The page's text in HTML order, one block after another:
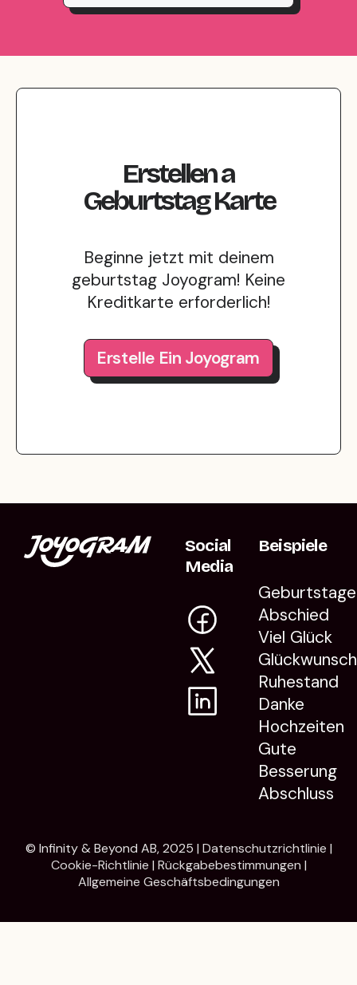
Erstellena
GeburtstagKarte
Beginne jetzt mit deinem
geburtstag Joyogram! Keine
Kreditkarte erforderlich!
Erstelle Ein Joyogram
Social
Media
Beispiele
Geburtstage
Abschied
Viel Glück
Glückwunsch
Ruhestand
Danke
Hochzeiten
Gute
Besserung
Abschluss
© Infinity & Beyond AB, 2025 | Datenschutzrichtlinie |
Cookie-Richtlinie | Rückgabebestimmungen |
Allgemeine Geschäftsbedingungen